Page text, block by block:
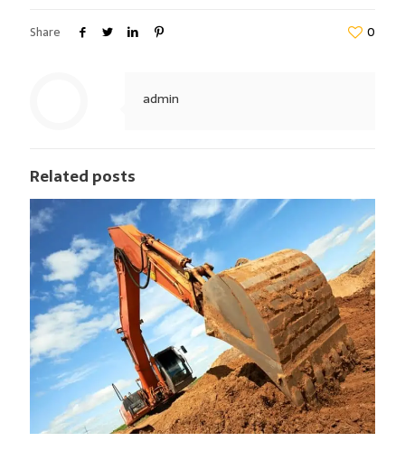
Share 0
admin
Related posts